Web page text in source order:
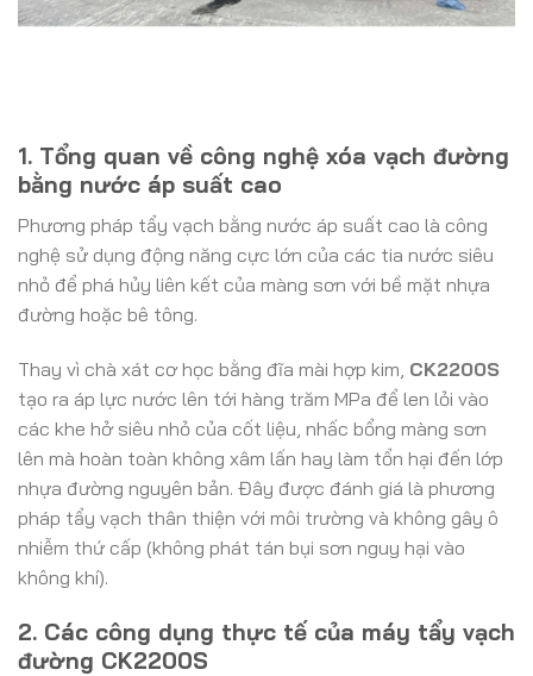
1. Tổng quan về công nghệ xóa vạch đường
bằng nước áp suất cao
Phương pháp tẩy vạch bằng nước áp suất cao là công
nghệ sử dụng động năng cực lớn của các tia nước siêu
nhỏ để phá hủy liên kết của màng sơn với bề mặt nhựa
đường hoặc bê tông.
Thay vì chà xát cơ học bằng đĩa mài hợp kim, CK2200S
tạo ra áp lực nước lên tới hàng trăm MPa để len lỏi vào
các khe hở siêu nhỏ của cốt liệu, nhấc bổng màng sơn
lên mà hoàn toàn không xâm lấn hay làm tổn hại đến lớp
nhựa đường nguyên bản. Đây được đánh giá là phương
pháp tẩy vạch thân thiện với môi trường và không gây ô
nhiễm thứ cấp (không phát tán bụi sơn nguy hại vào
không khí).
2. Các công dụng thực tế của máy tẩy vạch
đường CK2200S